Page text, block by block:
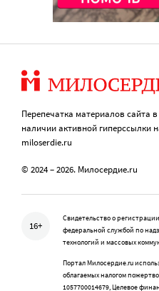
Перепечатка материалов сайта
наличии активной гиперссылки
miloserdie.ru
© 2024 – 2026. Милосердие.ru
16+
Свидетельство о
федеральной службой по
технологий и массовых
Портал Милосердие.ru
облагаемых налогом
1057700014679, Целевое